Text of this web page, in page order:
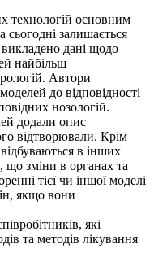
технологій основним
сьогодні залишається
дані щодо
найбільш
Автори
до відповідності
нозологій.
додали опис
відтворювали. Крім
в інших
що зміни в органах та
тієї чи іншої моделі
якщо вони
які
та методів лікування